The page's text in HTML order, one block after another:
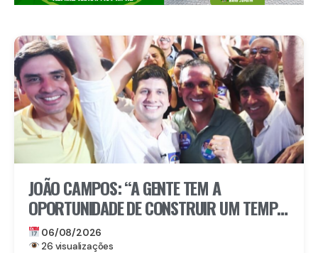
JOÃO CAMPOS: “A GENTE TEM A
OPORTUNIDADE DE CONSTRUIR UM TEMPO
BOM PELA FRENTE”
06/08/2026
26 visualizações